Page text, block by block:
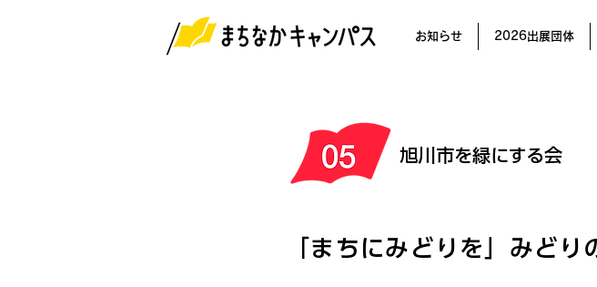
お知らせ 2026出展団体
旭川市を緑にする会
「まちにみどりを」みどり